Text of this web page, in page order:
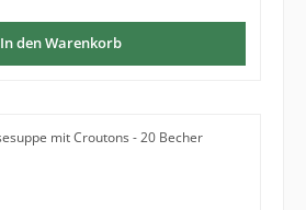
In den Warenkorb